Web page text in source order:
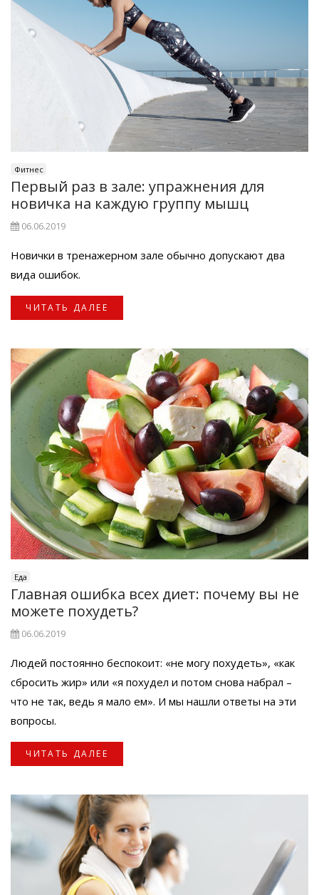
Фитнес
Первый раз в зале: упражнения для
новичка на каждую группу мышц
06.06.2019
Новички в тренажерном зале обычно допускают два
вида ошибок.
ЧИТАТЬ ДАЛЕЕ
Еда
Главная ошибка всех диет: почему вы не
можете похудеть?
06.06.2019
Людей постоянно беспокоит: «не могу похудеть», «как
сбросить жир» или «я похудел и потом снова набрал –
что не так, ведь я мало ем». И мы нашли ответы на эти
вопросы.
ЧИТАТЬ ДАЛЕЕ